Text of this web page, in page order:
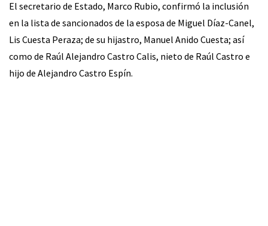
El secretario de Estado, Marco Rubio, confirmó la inclusión
en la lista de sancionados de la esposa de Miguel Díaz-Canel,
Lis Cuesta Peraza; de su hijastro, Manuel Anido Cuesta; así
como de Raúl Alejandro Castro Calis, nieto de Raúl Castro e
hijo de Alejandro Castro Espín.